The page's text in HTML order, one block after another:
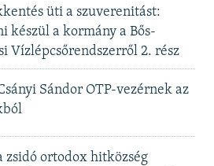
üti a szuverenitást:
készül a kormány a Bős-
Vízlépcsőrendszerről 2. rész
Sándor OTP-vezérnek az
zsidó ortodox hitközség